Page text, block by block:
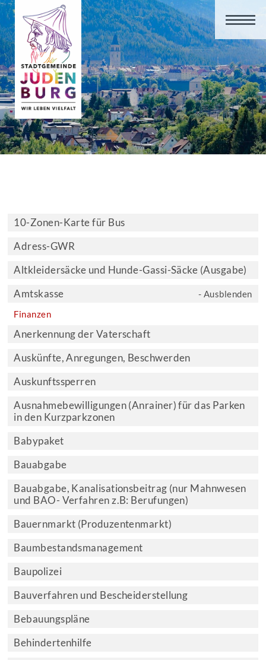
10-Zonen-Karte für Bus
Adress-GWR
Altkleidersäcke und Hunde-Gassi-Säcke (Ausgabe)
Amtskasse
- Ausblenden
Finanzen
Anerkennung der Vaterschaft
Auskünfte, Anregungen, Beschwerden
Auskunftssperren
Ausnahmebewilligungen (Anrainer) für das Parken
in den Kurzparkzonen
Babypaket
Bauabgabe
Bauabgabe, Kanalisationsbeitrag (nur Mahnwesen
und BAO- Verfahren z.B: Berufungen)
Bauernmarkt (Produzentenmarkt)
Baumbestandsmanagement
Baupolizei
Bauverfahren und Bescheiderstellung
Bebauungspläne
Behindertenhilfe